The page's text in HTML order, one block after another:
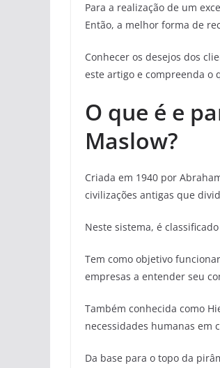
Para a realização de um
Então, a melhor forma de
Conhecer os desejos dos
este artigo e compreenda o
O que é e
Maslow?
Criada em 1940 por
civilizações antigas que
Neste sistema, é
Tem como objetivo
empresas a entender seu
Também conhecida como
necessidades humanas em
Da base para o topo da